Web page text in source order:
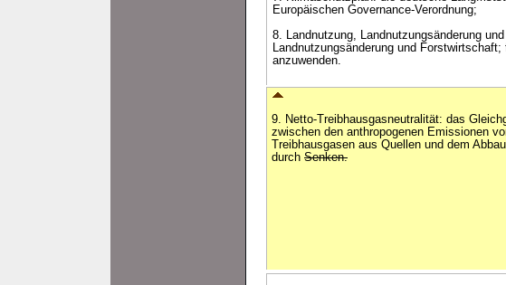
Europäischen Governance-Verordnung;
8. Landnutzung, Landnutzungsänderung
Landnutzungsänderung und
anzuwenden.
9. Netto-Treibhausgasneutralität: das
zwischen den anthropogenen Emissionen
Treibhausgasen aus Quellen und dem
durch Senken.